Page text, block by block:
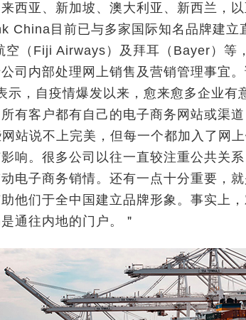
西亚、新加坡、澳大利亚、新西兰，
China目前已与多家国际知名品牌建立
空（Fiji Airways）及拜耳（Bayer）等
司内部处理网上销售及营销管理事宜
，自疫情爆发以来，愈来愈多企业有
有客户都有自己的电子商务网站或渠
站说不上完美，但每一个都加入了网
响。很多公司以往一直较注重公共关
电子商务销情。还有一点十分重要，
他们于全中国建立品牌形象。事实上
通往内地的门户。＂